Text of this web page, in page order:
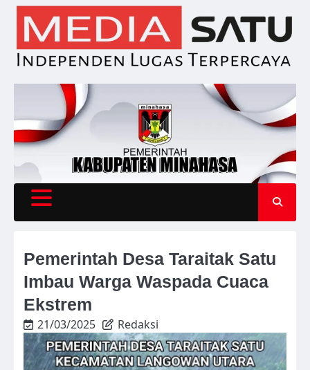
Skip
content
Pemerintah Desa Taraitak Satu
Imbau Warga Waspada Cuaca
Ekstrem
21/03/2025 Redaksi